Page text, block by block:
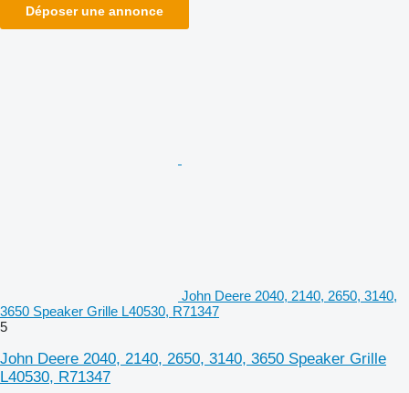
Déposer une annonce
John Deere 2040, 2140, 2650, 3140,
3650 Speaker Grille L40530, R71347
5
John Deere 2040, 2140, 2650, 3140, 3650 Speaker Grille
L40530, R71347